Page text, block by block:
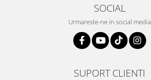
SOCIAL
Urmareste-ne in social media
SUPORT CLIENTI